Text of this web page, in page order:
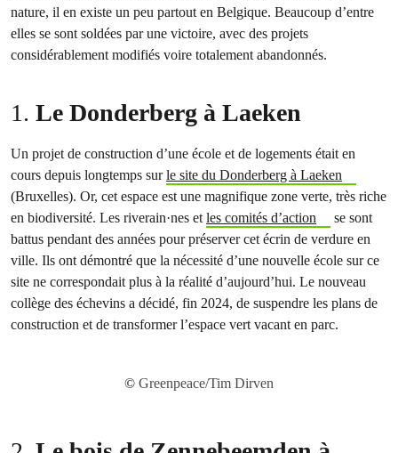
nature, il en existe un peu partout en Belgique. Beaucoup d’entre
elles se sont soldées par une victoire, avec des projets
considérablement modifiés voire totalement abandonnés.
1. Le Donderberg à Laeken
Un projet de construction d’une école et de logements était en
cours depuis longtemps surle site du Donderberg à Laeken
(Bruxelles). Or, cet espace est une magnifique zone verte, très riche
en biodiversité. Les riverain·nes etles comités d’action
se sont
battus pendant des années pour préserver cet écrin de verdure en
ville. Ils ont démontré que la nécessité d’une nouvelle école sur ce
site ne correspondait plus à la réalité d’aujourd’hui. Le nouveau
collège des échevins a décidé, fin 2024, de suspendre les plans de
construction et de transformer l’espace vert vacant en parc.
© Greenpeace/Tim Dirven